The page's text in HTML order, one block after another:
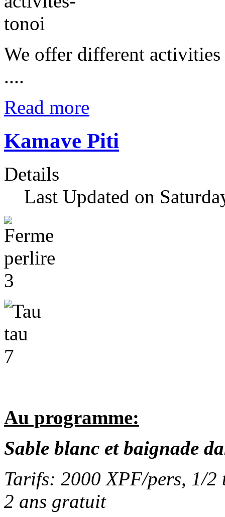
We offer different
....
Read more
Kamave Piti
Details
Last Updated on
Au programme:
Sable blanc et baignade
Tarifs: 2000 XPF/pers, 1/
2 ans gratuit